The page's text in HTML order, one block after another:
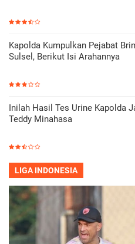
Kapolda Kumpulkan Pejabat
Sulsel, Berikut Isi Arahannya
Inilah Hasil Tes Urine Kapolda
Teddy Minahasa
LIGA INDONESIA